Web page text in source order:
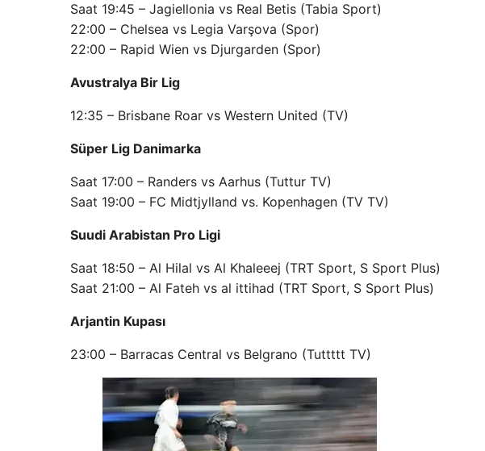
Saat 19:45 – Jagiellonia vs Real Betis (Tabia Sport)
22:00 – Chelsea vs Legia Varşova (Spor)
22:00 – Rapid Wien vs Djurgarden (Spor)
Avustralya Bir Lig
12:35 – Brisbane Roar vs Western United (TV)
Süper Lig Danimarka
Saat 17:00 – Randers vs Aarhus (Tuttur TV)
Saat 19:00 – FC Midtjylland vs. Kopenhagen (TV TV)
Suudi Arabistan Pro Ligi
Saat 18:50 – Al Hilal vs Al Khaleeej (TRT Sport, S Sport Plus)
Saat 21:00 – Al Fateh vs al ittihad (TRT Sport, S Sport Plus)
Arjantin Kupası
23:00 – Barracas Central vs Belgrano (Tuttttt TV)